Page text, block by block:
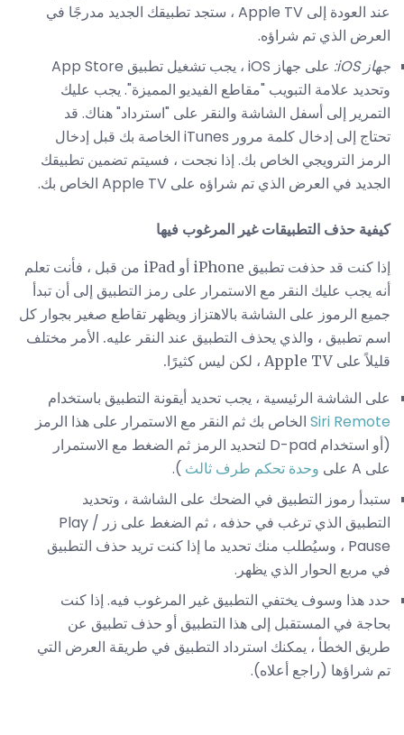
عند العودة إلى Apple TV ، ستجد تطبيقك الجديد مدرجًا في
العرض الذي تم شراؤه.
جهاز iOS:
على جهاز iOS ، يجب تشغيل تطبيق App Store
وتحديد علامة التبويب "مقاطع الفيديو المميزة". يجب عليك
التمرير إلى أسفل الشاشة والنقر على "استرداد" هناك. قد
تحتاج إلى إدخال كلمة مرور iTunes الخاصة بك قبل إدخال
الرمز الترويجي الخاص بك. إذا نجحت ، فسيتم تضمين تطبيقك
الجديد في العرض الذي تم شراؤه على Apple TV الخاص بك.
كيفية حذف التطبيقات غير المرغوب فيها
إذا كنت قد حذفت تطبيق iPhone أو iPad من قبل ، فأنت تعلم
أنه يجب عليك النقر مع الاستمرار على رمز التطبيق إلى أن تبدأ
جميع الرموز على الشاشة بالاهتزاز ويظهر تقاطع صغير بجوار كل
اسم تطبيق ، والذي يحذف التطبيق عند النقر عليه. الأمر مختلف
قليلاً على Apple TV ، لكن ليس كثيرًا.
على الشاشة الرئيسية ، يجب تحديد أيقونة التطبيق باستخدام
Siri Remote الخاص بك ثم النقر مع الاستمرار على هذا الرمز
(أو استخدام D-pad لتحديد الرمز ثم الضغط مع الاستمرار
على A على
وحدة تحكم طرف ثالث ).
ستبدأ رموز التطبيق في الضحك على الشاشة ، وتحديد
التطبيق الذي ترغب في حذفه ، ثم الضغط على زر Play /
Pause ، وسيُطلب منك تحديد ما إذا كنت تريد حذف التطبيق
في مربع الحوار الذي يظهر.
حدد هذا وسوف يختفي التطبيق غير المرغوب فيه. إذا كنت
بحاجة في المستقبل إلى هذا التطبيق أو حذف تطبيق عن
طريق الخطأ ، يمكنك استرداد التطبيق في طريقة العرض التي
تم شراؤها (راجع أعلاه).